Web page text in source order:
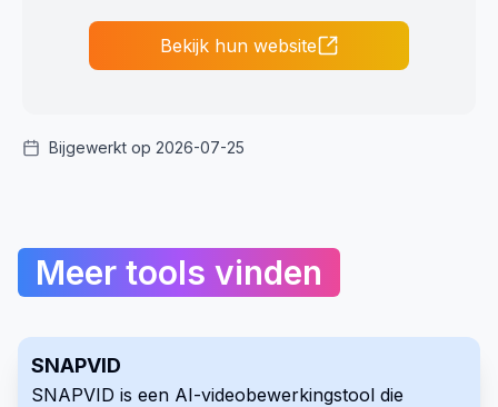
Bekijk hun website
Bijgewerkt op 2026-07-25
Meer tools vinden
SNAPVID
SNAPVID is een AI-videobewerkingstool die